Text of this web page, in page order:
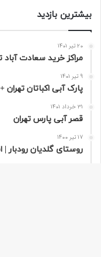
بیشترین بازدید
20 تیر 1401
مراکز خرید سعادت‌ آباد
9 تیر 1401
پارک آبی اکباتان تهران
31 خرداد 1401
قصر آبی پارس تهران
17 تیر 1400
روستای گلدیان رودبار |